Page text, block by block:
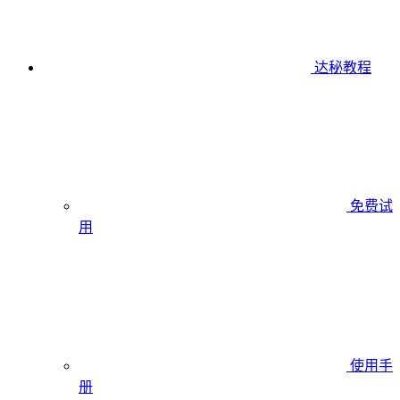
达秘教程
免费试
用
使用手
册